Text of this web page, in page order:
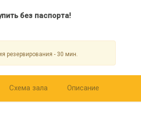
без паспорта!
резервирования - 30 мин.
Схема зала Описание